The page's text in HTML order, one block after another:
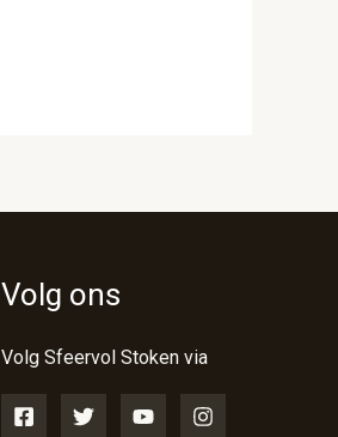
Volg ons
Volg Sfeervol Stoken via